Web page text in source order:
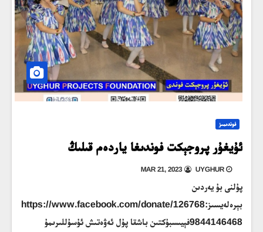
فوندىمىز
ئۇيغۇر پروجېكت فوندىغا ياردەم قىلىڭ
MAR 21, 2023 UYGHUR
پۇلنى بۇ يەردىن
بېرەلەيسىز:https://www.facebook.com/donate/126768
9844146468فېيىسبۇكتىن باشقا پۇل ئەۋەتىش ئۇسۇللىرىمۇ